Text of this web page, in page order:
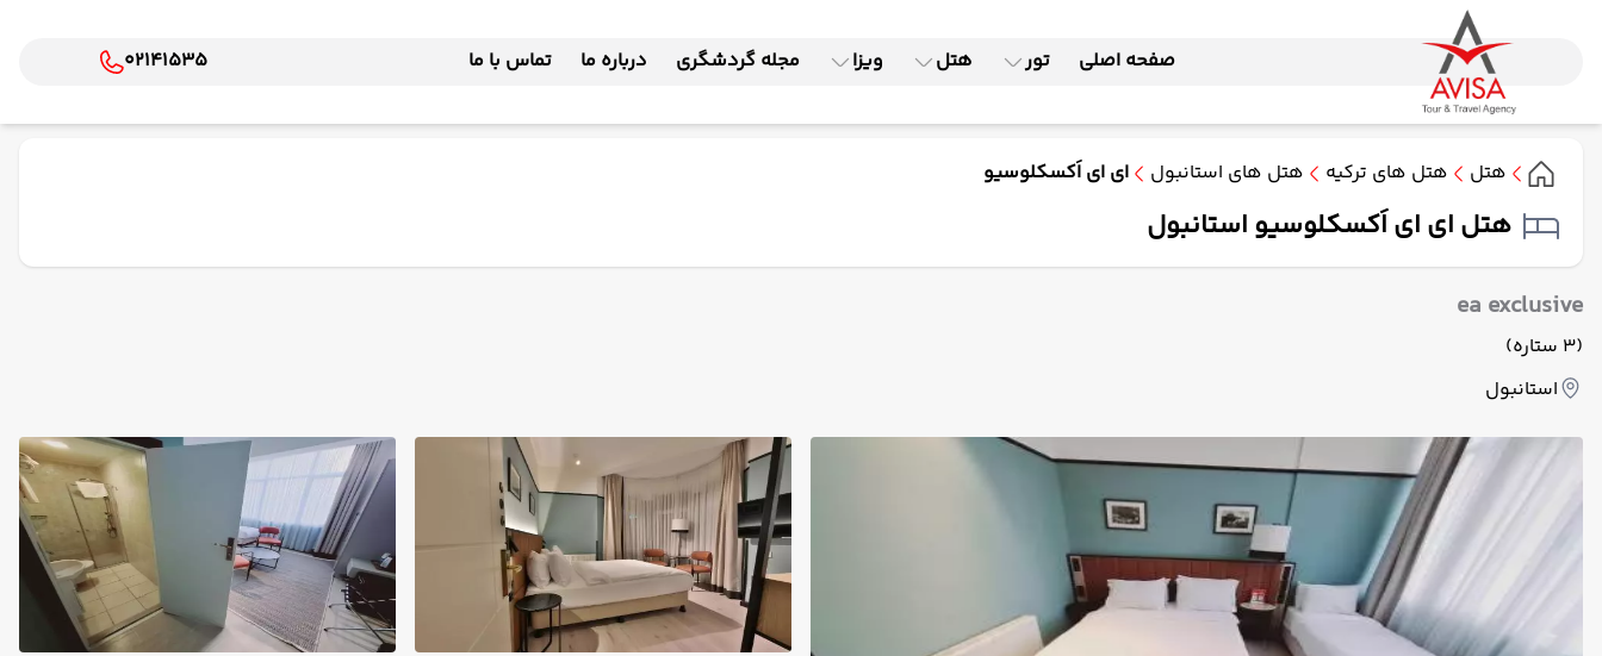
صفحه اصلی تور هتل ویزا مجله گردشگری درباره ما تماس با ما 02141535
هتل هتل های ترکیه هتل های استانبول ای ای اَکسکلوسیو
هتل ای ای اَکسکلوسیو استانبول
ea exclusive
(3 ستاره)
استانبول